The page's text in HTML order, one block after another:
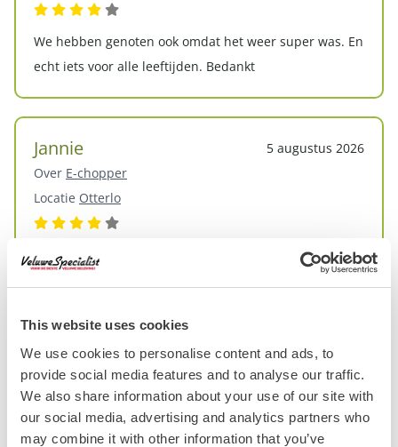
This website uses cookies
We use cookies to personalise content and ads, to
provide social media features and to analyse our traffic.
We also share information about your use of our site with
our social media, advertising and analytics partners who
may combine it with other information that you’ve
We hebben genoten ook omdat het weer super was. En
echt iets voor alle leeftijden. Bedankt
Jannie
5 augustus 2026
Over E-chopper
Locatie Otterlo
Een hele mooie route. En fijn dat je onder tussen ook
ergens kunt stoppen of om even foto's te maken en
Wilga
4 augustus 2026
OverElektrische fietsen
LocatieGarderen